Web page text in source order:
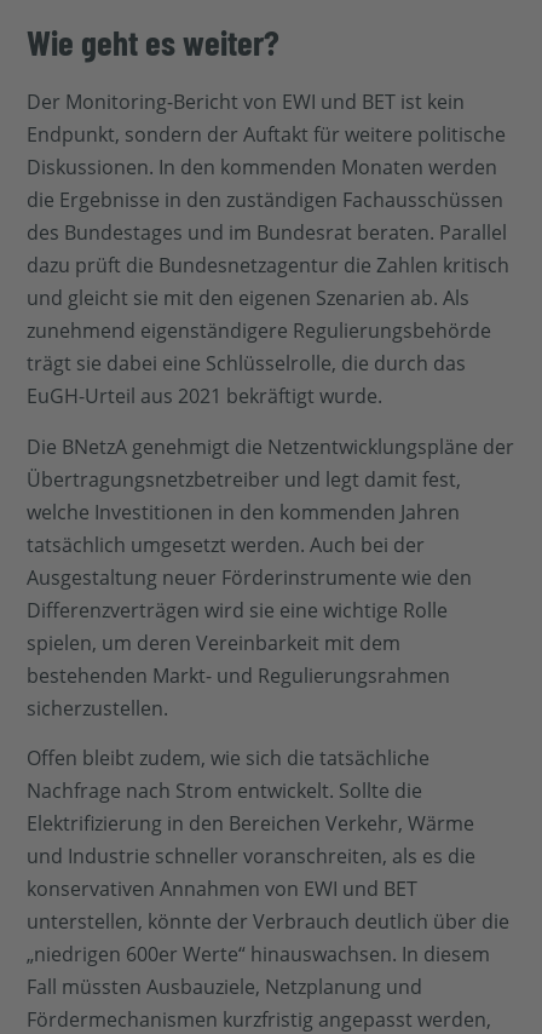
Wie geht es weiter?
Der Monitoring-Bericht von EWI und BET ist kein
Endpunkt, sondern der Auftakt für weitere politische
Diskussionen. In den kommenden Monaten werden
die Ergebnisse in den zuständigen Fachausschüssen
des Bundestages und im Bundesrat beraten. Parallel
dazu prüft die Bundesnetzagentur die Zahlen kritisch
und gleicht sie mit den eigenen Szenarien ab. Als
zunehmend eigenständigere Regulierungsbehörde
trägt sie dabei eine Schlüsselrolle, die durch das
EuGH-Urteil aus 2021 bekräftigt wurde.
Die BNetzA genehmigt die Netzentwicklungspläne der
Übertragungsnetzbetreiber und legt damit fest,
welche Investitionen in den kommenden Jahren
tatsächlich umgesetzt werden. Auch bei der
Ausgestaltung neuer Förderinstrumente wie den
Differenzverträgen wird sie eine wichtige Rolle
spielen, um deren Vereinbarkeit mit dem
bestehenden Markt- und Regulierungsrahmen
sicherzustellen.
Offen bleibt zudem, wie sich die tatsächliche
Nachfrage nach Strom entwickelt. Sollte die
Elektrifizierung in den Bereichen Verkehr, Wärme
und Industrie schneller voranschreiten, als es die
konservativen Annahmen von EWI und BET
unterstellen, könnte der Verbrauch deutlich über die
„niedrigen 600er Werte“ hinauswachsen. In diesem
Fall müssten Ausbauziele, Netzplanung und
Fördermechanismen kurzfristig angepasst werden,